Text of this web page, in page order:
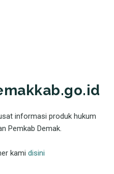
informasi produk hukum
Pemkab Demak.
kami disini